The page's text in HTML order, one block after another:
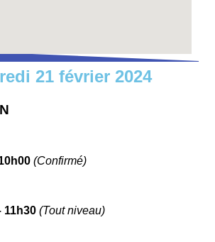
21 février 2024
(Confirmé)
11h30(Tout niveau)